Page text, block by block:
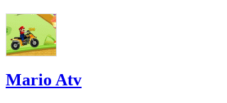
Mario Atv